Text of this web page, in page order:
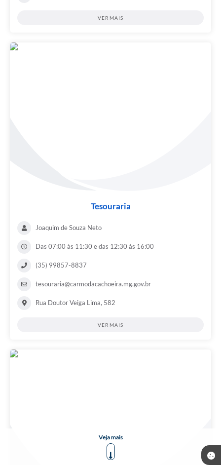
VER MAIS
Tesouraria
Joaquim de Souza Neto
Das 07:00 às 11:30 e das 12:30 às 16:00
(35) 99857-8837
tesouraria@carmodacachoeira.mg.gov.br
Rua Doutor Veiga Lima, 582
VER MAIS
Veja mais